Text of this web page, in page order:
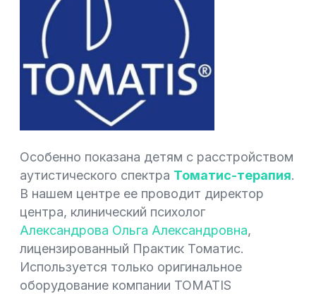
Особенно показана детям с расстройством
аутистического спектра Томатис-терапия.
В нашем центре ее проводит директор
центра, клинический психолог
Александрова Ольга Александровна,
лицензированный Практик Томатис.
Используется только оригинальное
оборудование компании TOMATIS